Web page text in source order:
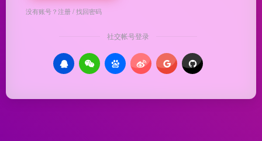
没有账号？注册/找回密码
社交帐号登录